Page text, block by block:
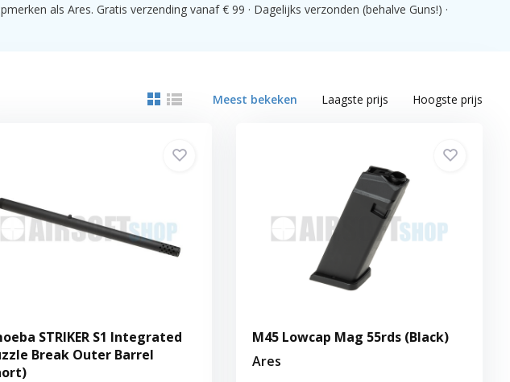
als Ares. Gratis verzending vanaf € 99 · Dagelijks verzonden (behalve Guns!) ·
Meest bekeken Laagste prijs Hoogste prijs
STRIKER S1 Integrated
Break Outer Barrel
M45 Lowcap Mag 55rds (Black)
Ares